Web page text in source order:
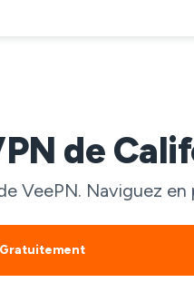
de
VeePN. Naviguez